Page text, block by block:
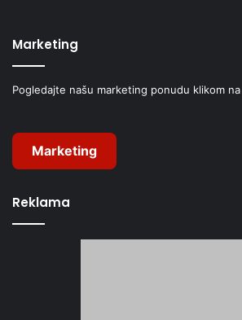
Marketing
Pogledajte našu marketing ponudu klikom
Marketing
Reklama